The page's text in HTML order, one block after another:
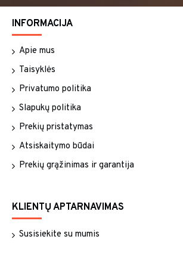
INFORMACIJA
Apie mus
Taisyklės
Privatumo politika
Slapukų politika
Prekių pristatymas
Atsiskaitymo būdai
Prekių grąžinimas ir garantija
KLIENTŲ APTARNAVIMAS
Susisiekite su mumis